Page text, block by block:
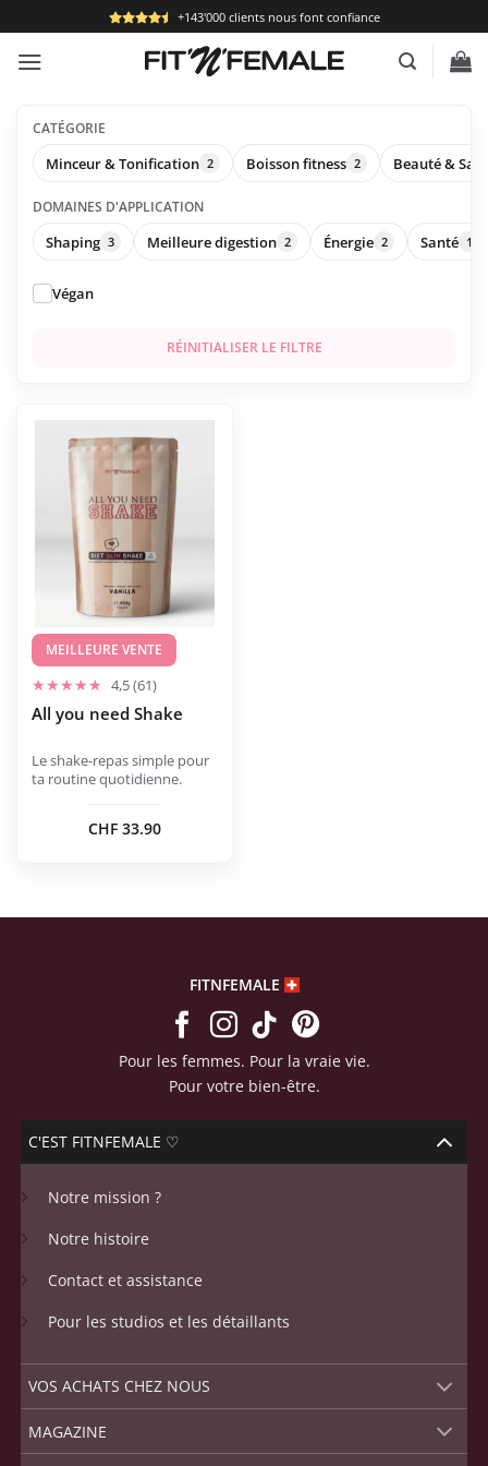
au
contenu
+143'000 clients nous font confiance
CATÉGORIE
Minceur & Tonification 2 Boisson fitness 2 Beauté &
DOMAINES D'APPLICATION
Shaping 3 Meilleure digestion 2 Énergie 2 Santé 1
Végan
RÉINITIALISER LE FILTRE
MEILLEURE VENTE
4,5 (61)
All you need Shake
Le shake-repas simple pour
ta routine quotidienne.
CHF 33.90
produit
plusieurs
variations.
choisies
sur
page
produit
FITNFEMALE
Pour les femmes. Pour la vraie vie.
Pour votre bien-être.
C'EST FITNFEMALE ♡
Notre mission ?
Notre histoire
Contact et assistance
Pour les studios et les détaillants
VOS ACHATS CHEZ NOUS
MAGAZINE